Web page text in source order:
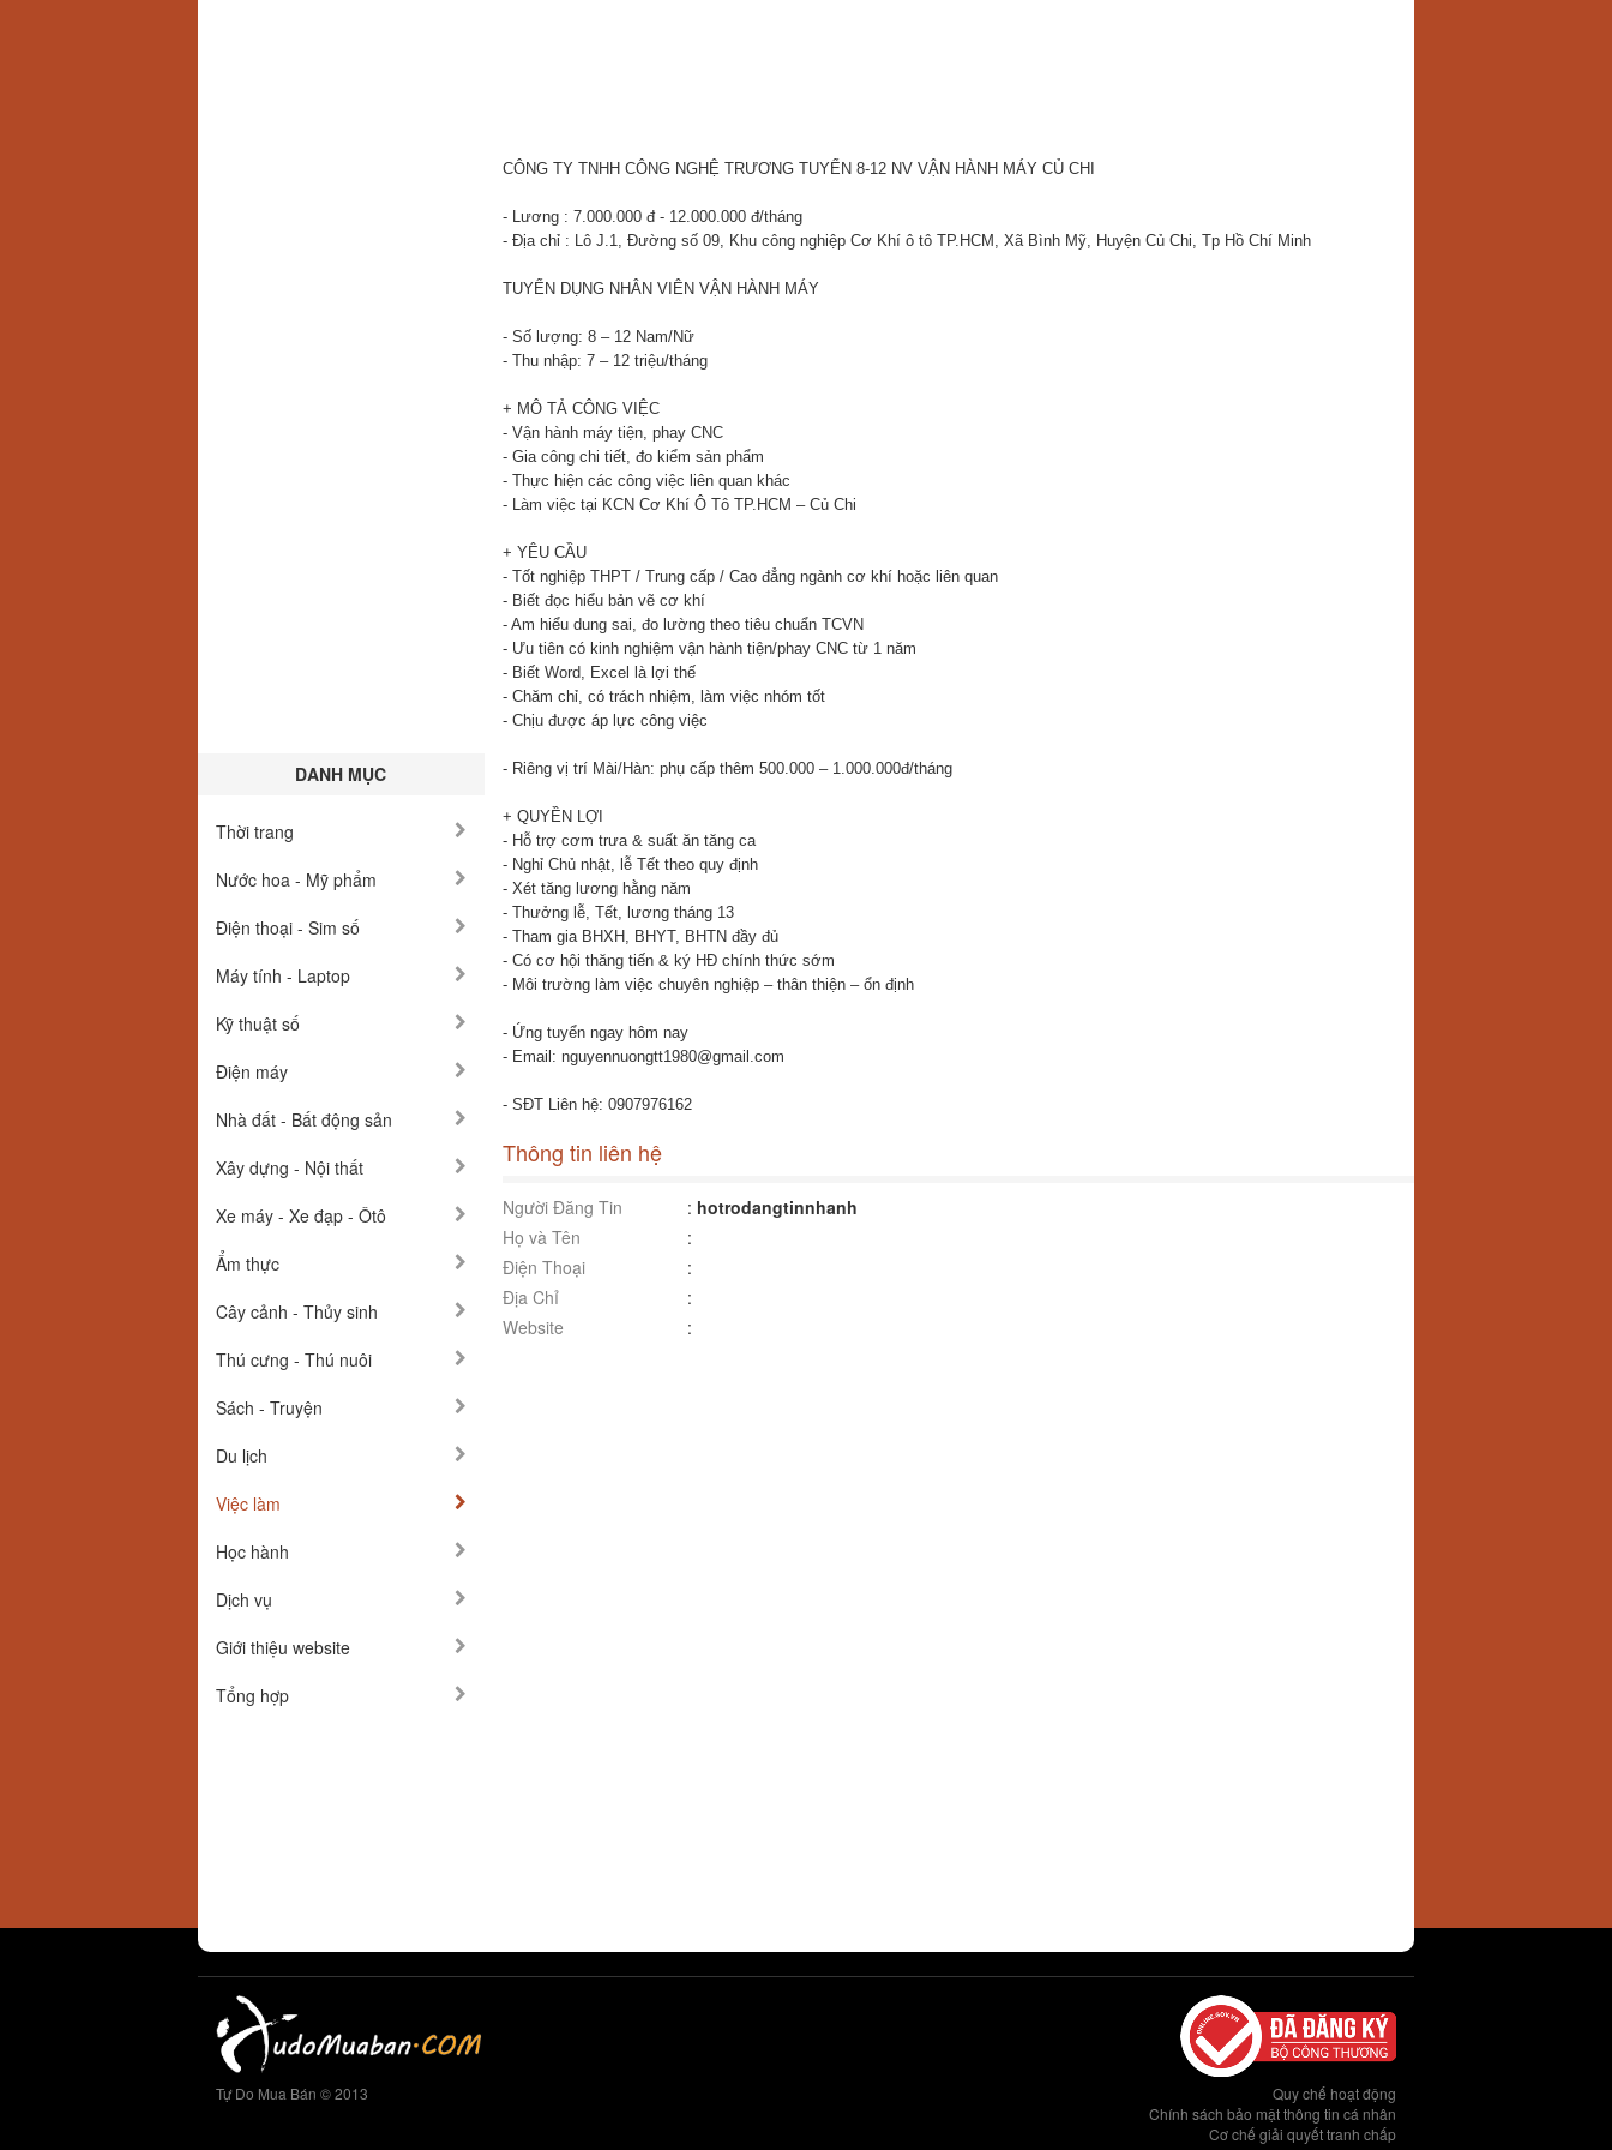
DANH MỤC
Thời trang
Nước hoa - Mỹ phẩm
Điện thoại - Sim số
Máy tính - Laptop
Kỹ thuật số
Điện máy
Nhà đất - Bất động sản
Xây dựng - Nội thất
Xe máy - Xe đạp - Ôtô
Ẩm thực
Cây cảnh - Thủy sinh
Thú cưng - Thú nuôi
Sách - Truyện
Du lịch
Việc làm
Học hành
Dịch vụ
Giới thiệu website
Tổng hợp
CÔNG TY TNHH CÔNG NGHỆ TRƯƠNG TUYỂN 8-12 NV VẬN HÀNH MÁY CỦ CHI
- Lương : 7.000.000 đ - 12.000.000 đ/tháng
- Địa chỉ : Lô J.1, Đường số 09, Khu công nghiệp Cơ Khí ô tô TP.HCM, Xã Bình Mỹ, Huyện Củ Chi, Tp Hồ Chí Minh
TUYỂN DỤNG NHÂN VIÊN VẬN HÀNH MÁY
- Số lượng: 8 – 12 Nam/Nữ
- Thu nhập: 7 – 12 triệu/tháng
+ MÔ TẢ CÔNG VIỆC
- Vận hành máy tiện, phay CNC
- Gia công chi tiết, đo kiểm sản phẩm
- Thực hiện các công việc liên quan khác
- Làm việc tại KCN Cơ Khí Ô Tô TP.HCM – Củ Chi
+ YÊU CẦU
- Tốt nghiệp THPT / Trung cấp / Cao đẳng ngành cơ khí hoặc liên quan
- Biết đọc hiểu bản vẽ cơ khí
- Am hiểu dung sai, đo lường theo tiêu chuẩn TCVN
- Ưu tiên có kinh nghiệm vận hành tiện/phay CNC từ 1 năm
- Biết Word, Excel là lợi thế
- Chăm chỉ, có trách nhiệm, làm việc nhóm tốt
- Chịu được áp lực công việc
- Riêng vị trí Mài/Hàn: phụ cấp thêm 500.000 – 1.000.000đ/tháng
+ QUYỀN LỢI
- Hỗ trợ cơm trưa & suất ăn tăng ca
- Nghỉ Chủ nhật, lễ Tết theo quy định
- Xét tăng lương hằng năm
- Thưởng lễ, Tết, lương tháng 13
- Tham gia BHXH, BHYT, BHTN đầy đủ
- Có cơ hội thăng tiến & ký HĐ chính thức sớm
- Môi trường làm việc chuyên nghiệp – thân thiện – ổn định
- Ứng tuyển ngay hôm nay
- Email: nguyennuongtt1980@gmail.com
- SĐT Liên hệ: 0907976162
Thông tin liên hệ
Người Đăng Tin : hotrodangtinnhanh
Họ và Tên
:
Điện Thoại
:
Địa Chỉ
:
Website
:
Tự Do Mua Bán © 2013
Quy chế hoạt động
Chính sách bảo mật thông tin cá nhân
Cơ chế giải quyết tranh chấp